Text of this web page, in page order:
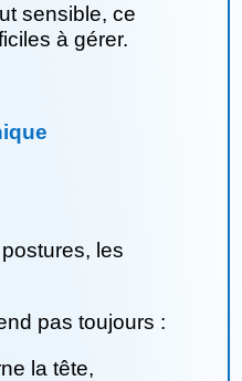
sensible, ce
à gérer.
les
pas toujours :
la tête,